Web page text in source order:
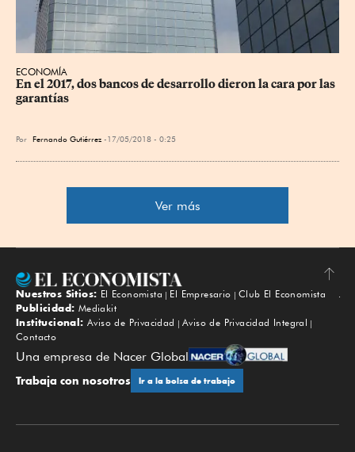
ECONOMÍA
En el 2017, dos bancos de desarrollo dieron la cara por las
garantías
Por Fernando Gutiérrez 17/05/2018 - 0:25
Ver más
Subir
Nuestros Sitios: El Economista El Empresario
Club El Economista
Publicidad: Mediakit
Institucional: Aviso de Privacidad
Aviso de Privacidad Integral
Contacto
Una empresa de Nacer Global
Trabaja con nosotros Ir a la bolsa de trabajo